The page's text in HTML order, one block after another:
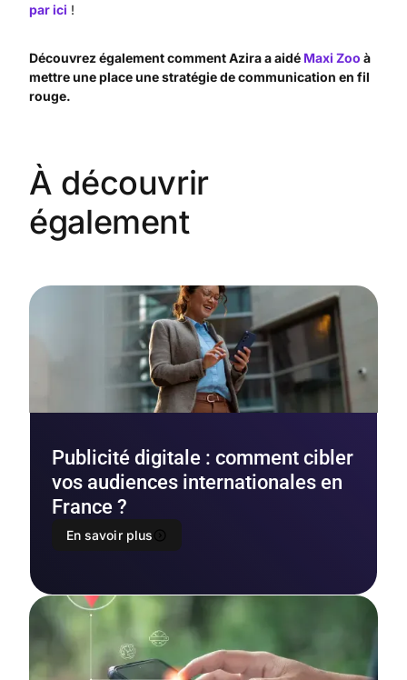
par ici !
Découvrez également comment Azira a aidé Maxi Zoo à
mettre une place une stratégie de communication en fil
rouge.
À découvrir
également
Publicité digitale : comment cibler
vos audiences internationales en
France ?
En savoir plus